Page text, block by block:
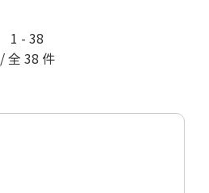
1 - 38
/ 全 38 件